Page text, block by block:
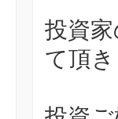
投資
て頂き